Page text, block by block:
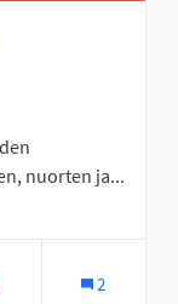
nuorten ja...
2